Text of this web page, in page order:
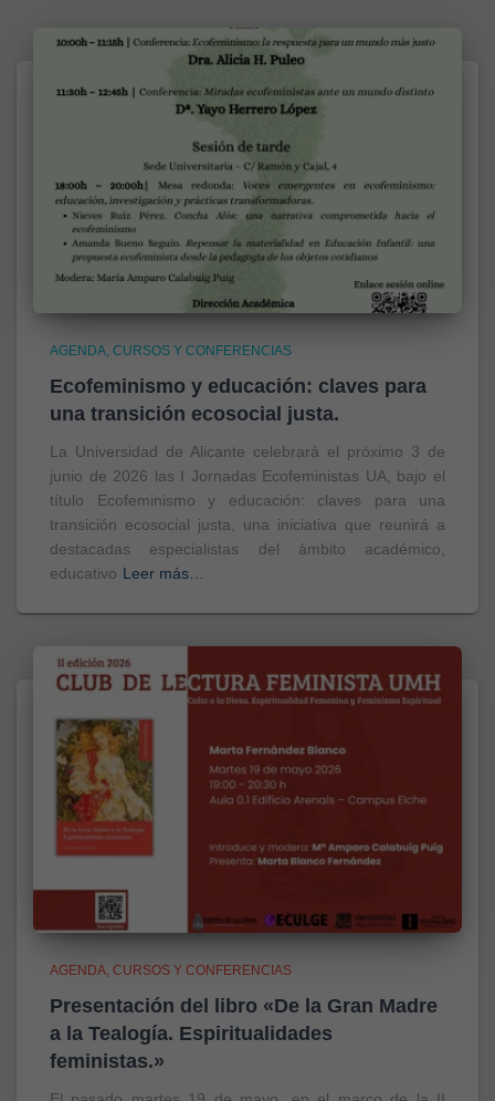
AGENDA CURSOS Y CONFERENCIAS
Ecofeminismo y educación: claves para
una transición ecosocial justa.
La Universidad de Alicante celebrará el próximo 3 de
junio de 2026 las I Jornadas Ecofeministas UA, bajo el
título Ecofeminismo y educación: claves para una
transición ecosocial justa, una iniciativa que reunirá a
destacadas especialistas del ámbito académico,
educativo Leer más…
AGENDA CURSOS Y CONFERENCIAS
Presentación del libro «De la Gran Madre
a la Tealogía. Espiritualidades
feministas.»